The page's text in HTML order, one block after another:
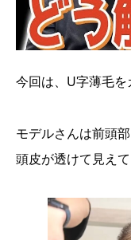
今回は、U字薄毛を
モデルさんは前頭
頭皮が透けて見えて